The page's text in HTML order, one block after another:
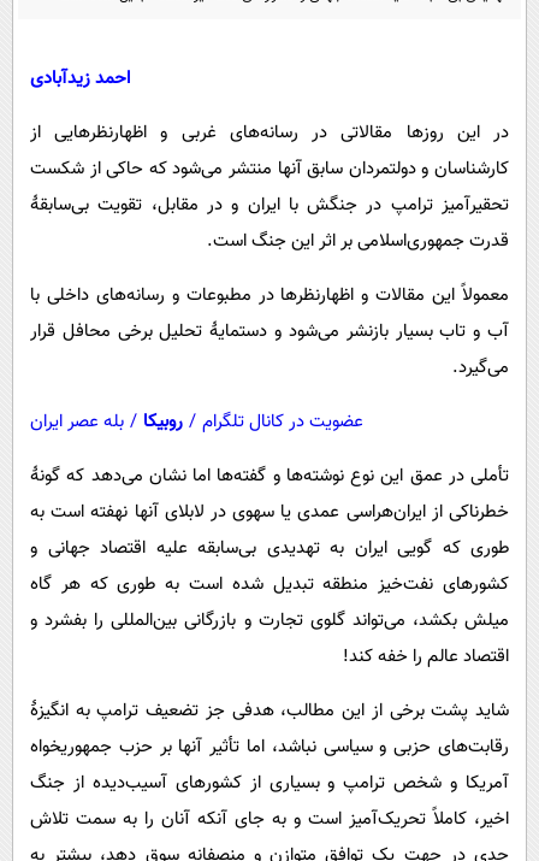
سلامت
حیات وحش
پیامک
دانلود
احمد زیدآبادی
در این روزها مقالاتی در رسانه‌های غربی و اظهارنظرهایی از
کارشناسان و دولتمردان سابق آنها منتشر می‌شود که حاکی از شکست
تحقیرآمیز ترامپ در جنگش با ایران و در مقابل، تقویت بی‌سابقهٔ
قدرت جمهوری‌اسلامی بر اثر این جنگ است.
معمولاً این مقالات و اظهارنظرها در مطبوعات و رسانه‌های داخلی با
آب و تاب بسیار بازنشر می‌شود و دستمایهٔ تحلیل برخی محافل قرار
می‌گیرد.
عضویت در کانال تلگرام / روبیکا / بله عصر ایران
تأملی در عمق این نوع نوشته‌ها و گفته‌ها اما نشان می‌دهد که گونهٔ
خطرناکی از ایران‌هراسی عمدی یا سهوی در لابلای آنها نهفته است به
طوری که گویی ایران به تهدیدی بی‌سابقه علیه اقتصاد جهانی و
کشورهای نفت‌خیز منطقه تبدیل شده است به طوری که هر گاه
میلش بکشد، می‌تواند گلوی تجارت و بازرگانی بین‌المللی را بفشرد و
اقتصاد عالم را خفه کند!
شاید پشت برخی از این مطالب، هدفی جز تضعیف ترامپ به انگیزهٔ
رقابت‌های حزبی و سیاسی نباشد، اما تأثیر آنها بر حزب‌ جمهوریخواه
آمریکا و شخص ترامپ و بسیاری از کشورهای آسیب‌دیده از جنگ
اخیر، کاملاً تحریک‌آمیز است و به جای آنکه آنان را به سمت تلاش